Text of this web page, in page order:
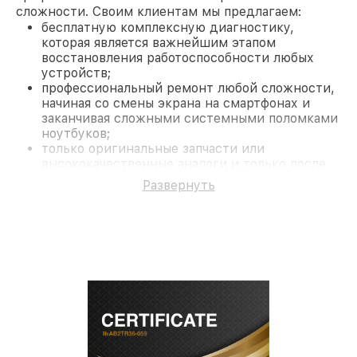
сложности. Своим клиентам мы предлагаем:
бесплатную комплексную диагностику,
которая является важнейшим этапом
восстановления работоспособности любых
устройств;
профессиональный ремонт любой сложности,
начиная со смены экрана на смартфонах и
заканчивая сложными системными поломками
ноутбуков;
только оригинальные запчасти или
согласования с клиентом.
На все работы и замененные комплектующие
безупречной репутацией;
современное оборудование и
лицензированное ПО в ремонтно-
Развернуть